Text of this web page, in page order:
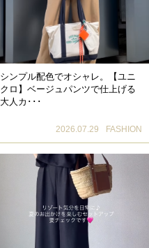
シンプル配色でオシャレ。【ユニ
クロ】ベージュパンツで仕上げる
大人カ･･･
2026.07.29 FASHION